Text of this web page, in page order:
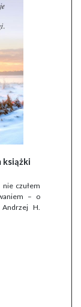
książki
nie czułem
– o
H.